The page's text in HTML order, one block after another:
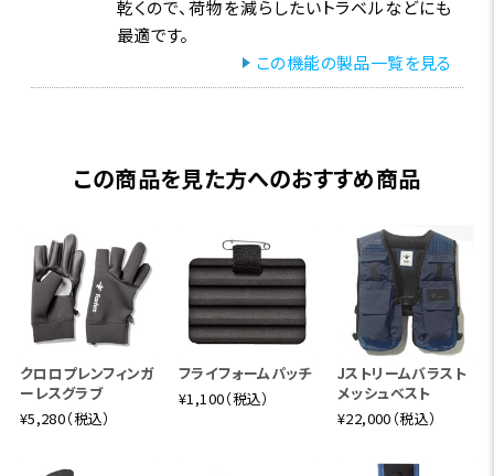
乾くので、荷物を減らしたいトラベルなどにも
最適です。
この機能の製品一覧を見る
この商品を見た方へのおすすめ商品
クロロプレンフィンガ
ーレスグラブ
¥5,280（税込）
フライフォームパッチ
¥1,100（税込）
Jストリームバラスト
メッシュベスト
¥22,000（税込）